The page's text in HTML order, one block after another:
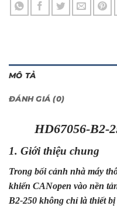
MÔ TẢ
ĐÁNH GIÁ (0)
HD67056-B2-
1. Giới thiệu chung
Trong bối cảnh nhà máy
khiển CANopen vào nền
B2-250 không chỉ là thiết